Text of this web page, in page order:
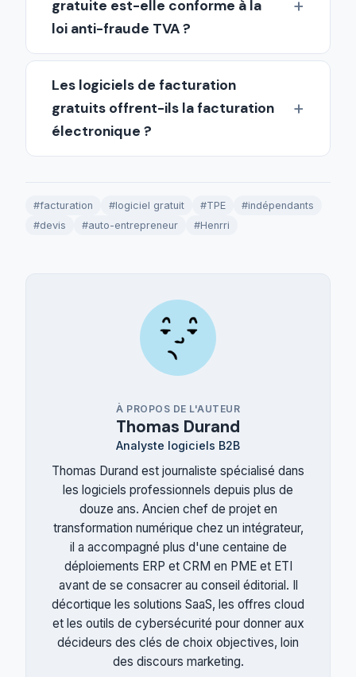
gratuite est-elle conforme à la
loi anti-fraude TVA ?
Les logiciels de facturation
gratuits offrent-ils la facturation
électronique ?
#facturation #logiciel gratuit #TPE
#indépendants
#devis
#auto-entrepreneur #Henrri
À PROPOS DE L'AUTEUR
Thomas Durand
Analyste logiciels B2B
Thomas Durand est journaliste spécialisé dans
les logiciels professionnels depuis plus de
douze ans. Ancien chef de projet en
transformation numérique chez un intégrateur,
il a accompagné plus d'une centaine de
déploiements ERP et CRM en PME et ETI
avant de se consacrer au conseil éditorial. Il
décortique les solutions SaaS, les offres cloud
et les outils de cybersécurité pour donner aux
décideurs des clés de choix objectives, loin
des discours marketing.